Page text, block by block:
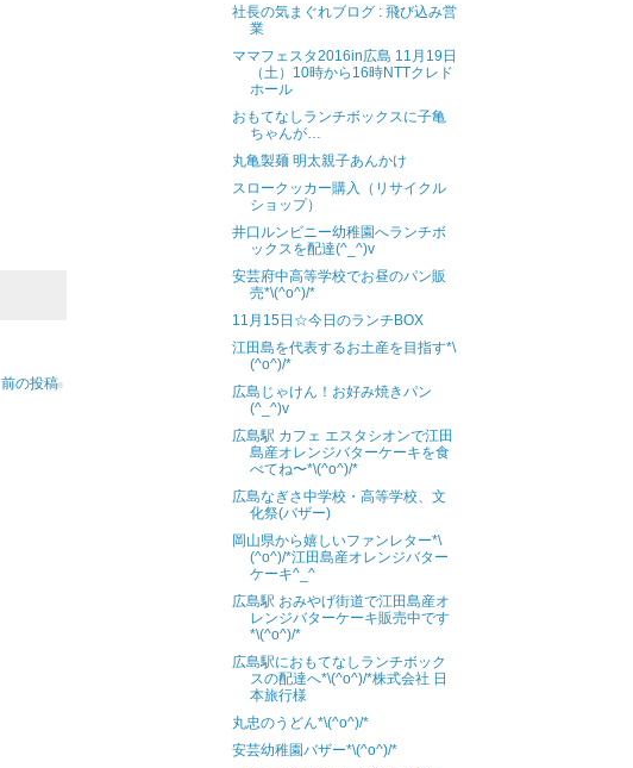
前の投稿
社長の気まぐれブログ : 飛び込み営
業
ママフェスタ2016in広島 11月19日
（土）10時から16時NTTクレド
ホール
おもてなしランチボックスに子亀
ちゃんが…
丸亀製麺 明太親子あんかけ
スロークッカー購入（リサイクル
ショップ）
井口ルンビニー幼稚園へランチボ
ックスを配達(^_^)v
安芸府中高等学校でお昼のパン販
売*\(^o^)/*
11月15日☆今日のランチBOX
江田島を代表するお土産を目指す*\
(^o^)/*
広島じゃけん！お好み焼きパン
(^_^)v
広島駅 カフェ エスタシオンで江田
島産オレンジバターケーキを食
べてね〜*\(^o^)/*
広島なぎさ中学校・高等学校、文
化祭(バザー)
岡山県から嬉しいファンレター*\
(^o^)/*江田島産オレンジバター
ケーキ^_^
広島駅 おみやげ街道で江田島産オ
レンジバターケーキ販売中です
*\(^o^)/*
広島駅におもてなしランチボック
スの配達へ*\(^o^)/*株式会社 日
本旅行様
丸忠のうどん*\(^o^)/*
安芸幼稚園バザー*\(^o^)/*